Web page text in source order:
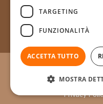
Prodotti
Momenti
Contatti
Copyright © 2015 - 2026
Privacy
TARGETING
FUNZIONALITÀ
ACCETTA TUTTO
MOSTRA